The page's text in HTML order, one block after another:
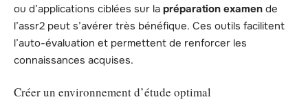
ou d’applications ciblées sur la préparation examen de
l’assr2 peut s’avérer très bénéfique. Ces outils facilitent
l’auto-évaluation et permettent de renforcer les
connaissances acquises.
Créer un environnement d’étude optimal